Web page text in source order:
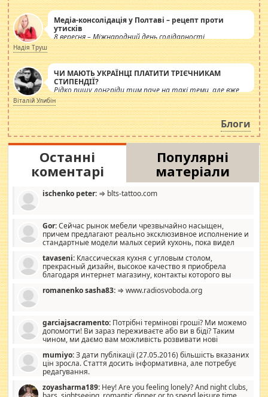
Медіа-консолідація у Полтаві – рецепт проти
утисків
8 вересня – Міжнародний день солідарності
журналістів.
Надія Труш
ЧИ МАЮТЬ УКРАЇНЦІ ПЛАТИТИ ТРІЄЧНИКАМ
СТИПЕНДІЇ?
Рідко пишу лонгріди тим паче на такі теми, але вже
просто дістало! Обурюють сьогоднішні інсенуації
навколо стипендіального питання. Штучно
роздувається ще одна соціальна катастрофа.
Віталій Улибін
Блоги
Останні
коментарі
Популярні
матеріали
ischenko peter: ⇒ blts-tattoo.com
Gor:Сейчас рынок мебели чрезвычайно насыщен,
причем предлагают реально эксклюзивное исполнение и
стандартные модели малых серий кухонь, пока видел
стандартные формы, в MebelOk, креативненько и что главное -
со вкусом все в порядке, без ненужных наворотов удорожающих
мебель, а это не последний фактор.
tavaseni: Классическая кухня с угловым столом,
прекрасный дизайн, высокое качество я приобрела
благодаря интернет магазину, контакты которого вы
romanenko sasha83: ⇒ www.radiosvoboda.org
garciajsacramento: Потрібні термінові гроші? Ми можемо
допомогти! Ви зараз переживаєте або ви в біді? Таким
чином, ми даємо вам можливість розвивати нові
допомагати людям, які намагаються дати їм шанс. Кожен
заслуговує на другий шанс, і, оскільки влада не зможе, вони
повинні приймати від інших. Для нас нема багато суми, і зрілість
витрат, а тільки узгоджених сум і нічого іншого. Не чекайте і не
mumiyo:З дати публікації (27.05.2016) більшість вказаних
цін зросла. Стаття досить інформативна, але потребує
редагування.
zoyasharma189: Hey! Are you feeling lonely? And night clubs,